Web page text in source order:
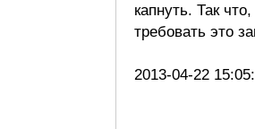
капнуть. Так
требовать это
2013-04-22